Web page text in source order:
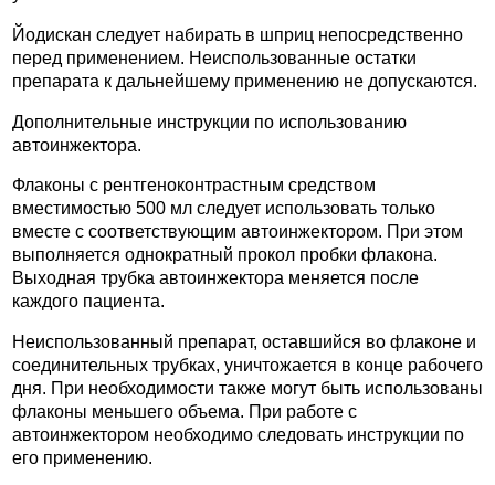
Йодискан следует набирать в шприц непосредственно
перед применением. Неиспользованные остатки
препарата к дальнейшему применению не допускаются.
Дополнительные инструкции по использованию
автоинжектора.
Флаконы с рентгеноконтрастным средством
вместимостью 500 мл следует использовать только
вместе с соответствующим автоинжектором. При этом
выполняется однократный прокол пробки флакона.
Выходная трубка автоинжектора меняется после
каждого пациента.
Неиспользованный препарат, оставшийся во флаконе и
соединительных трубках, уничтожается в конце рабочего
дня. При необходимости также могут быть использованы
флаконы меньшего объема. При работе с
автоинжектором необходимо следовать инструкции по
его применению.